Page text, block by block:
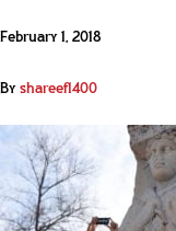
February 1, 2018
Byshareef1400